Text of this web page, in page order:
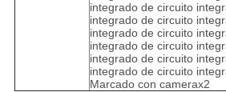
integrado de circuito
integrado de circuito
integrado de circuito
integrado de circuito
integrado de circuito
integrado de circuito
Marcado con camerax2